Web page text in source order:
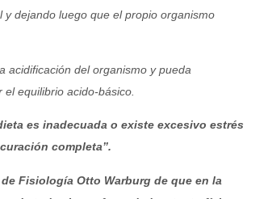
dejando luego que el propio organismo
acidificación del organismo y pueda
equilibrio acido-básico.
es inadecuada o existe excesivo estrés
completa”.
Fisiología Otto Warburg de que en la